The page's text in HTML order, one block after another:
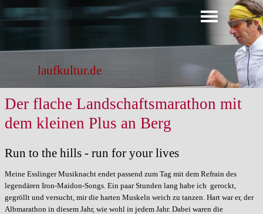
Direkt zum Seiteninhalt Menü überspringen
laufkultur.de
Der flache Landschaftsmarathon mit
dem kleinen Plus an Berg
Run to the hills - run for your lives
Meine Esslinger Musiknacht endet passend zum Tag mit dem Refrain des
legendären Iron-Maidon-Songs. Ein paar Stunden lang habe ich gerockt,
gegröllt und versucht, mir die harten Muskeln weich zu tanzen. Hart war er, der
Albmarathon in diesem Jahr, wie wohl in jedem Jahr. Dabei waren die